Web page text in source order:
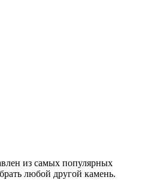
из самых популярных
любой другой камень.